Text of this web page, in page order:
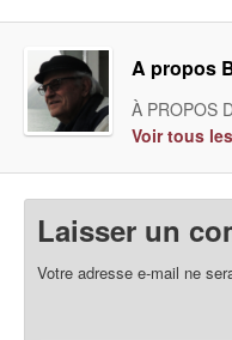
A propos
À PROPOS
Voir tous
Laisser un
Votre adresse e-mail ne